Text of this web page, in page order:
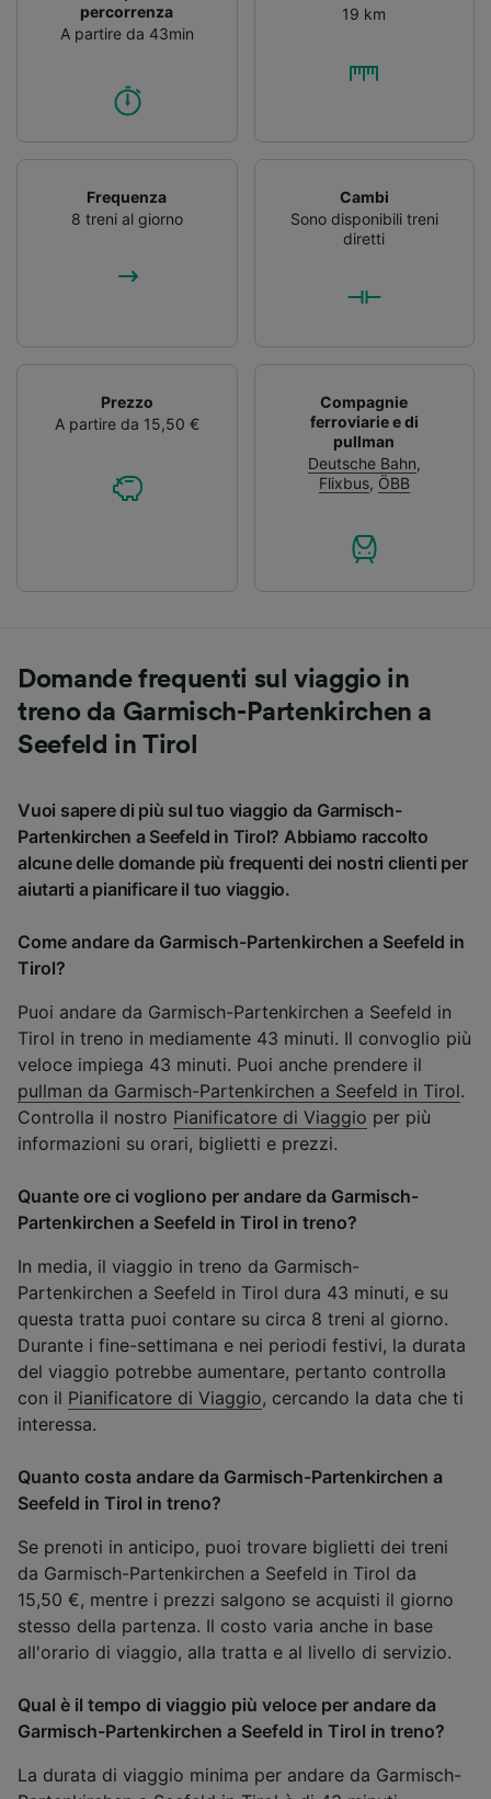
percorrenza
A partire da 43min
19 km
Frequenza
8 treni al giorno
Cambi
Sono disponibili treni
diretti
Prezzo
A partire da 15,50 €
Compagnie
ferroviarie e di
pullman
Deutsche Bahn,
Flixbus, ÖBB
Domande frequenti sul viaggio in
treno da Garmisch-Partenkirchen a
Seefeld in Tirol
Vuoi sapere di più sul tuo viaggio da Garmisch-
Partenkirchen a Seefeld in Tirol? Abbiamo raccolto
alcune delle domande più frequenti dei nostri clienti per
aiutarti a pianificare il tuo viaggio.
Come andare da Garmisch-Partenkirchen a Seefeld in
Tirol?
Puoi andare da Garmisch-Partenkirchen a Seefeld in
Tirol in treno in mediamente 43 minuti. Il convoglio più
veloce impiega 43 minuti. Puoi anche prendere il
pullman da Garmisch-Partenkirchen a Seefeld in Tirol.
Controlla il nostro Pianificatore di Viaggio per più
informazioni su orari, biglietti e prezzi.
Quante ore ci vogliono per andare da Garmisch-
Partenkirchen a Seefeld in Tirol in treno?
In media, il viaggio in treno da Garmisch-
Partenkirchen a Seefeld in Tirol dura 43 minuti, e su
questa tratta puoi contare su circa 8 treni al giorno.
Durante i fine-settimana e nei periodi festivi, la durata
del viaggio potrebbe aumentare, pertanto controlla
con il Pianificatore di Viaggio, cercando la data che ti
interessa.
Quanto costa andare da Garmisch-Partenkirchen a
Seefeld in Tirol in treno?
Se prenoti in anticipo, puoi trovare biglietti dei treni
da Garmisch-Partenkirchen a Seefeld in Tirol da
15,50 €, mentre i prezzi salgono se acquisti il giorno
stesso della partenza. Il costo varia anche in base
all'orario di viaggio, alla tratta e al livello di servizio.
Qual è il tempo di viaggio più veloce per andare da
Garmisch-Partenkirchen a Seefeld in Tirol in treno?
La durata di viaggio minima per andare da Garmisch-